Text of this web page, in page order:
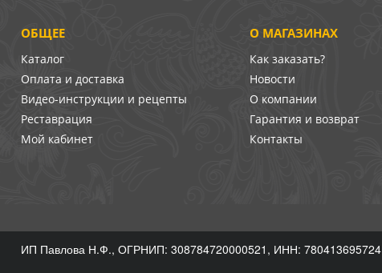
О МАГАЗИНАХ
Как заказать?
Новости
О компании
Гарантия и возврат
Контакты
ОБЩЕЕ
Каталог
Оплата и доставка
Видео-инструкции и рецепты
Реставрация
Мой кабинет
ИП Павлова Н.Ф., ОГРНИП: 308784720000521, ИНН: 780413695724